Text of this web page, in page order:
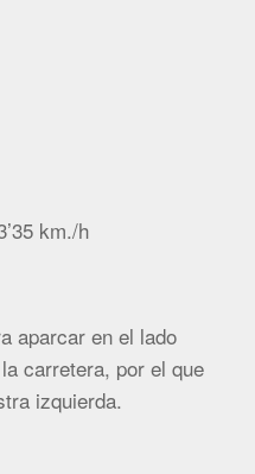
km./h
aparcar en el lado
carretera, por el que
izquierda.